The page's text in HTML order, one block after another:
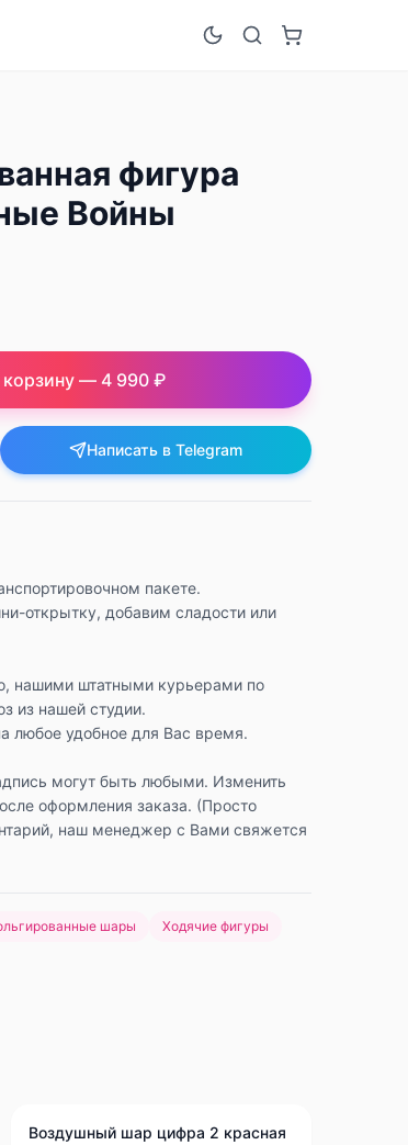
фигура
Войны
корзину — 4 990 ₽
Написать в Telegram
пакете.
открытку, добавим сладости или
нашими штатными курьерами по
из нашей студии.
любое удобное для Вас время.
могут быть любыми. Изменить
оформления заказа. (Просто
наш менеджер с Вами свяжется
шары
Ходячие фигуры
Воздушный шар цифра 2 красная